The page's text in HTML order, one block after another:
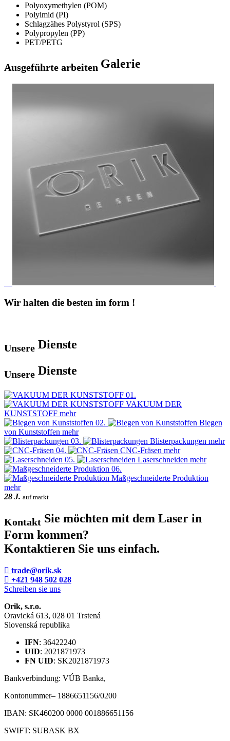
Polyoxymethylen (POM)
Polyimid (PI)
Schlagzähes Polystyrol (SPS)
Polypropylen (PP)
PET/PETG
Ausgeführte arbeiten Galerie
Wir halten die besten im form !
Unsere Dienste
Unsere Dienste
01.
VAKUUM DER
KUNSTSTOFF mehr
02.
Biegen
von Kunststoffen mehr
03.
Blisterpackungen mehr
04.
CNC-Fräsen mehr
05.
Laserschneiden mehr
06.
Maßgeschneiderte Produktion
mehr
28 J. auf markt
Kontakt Sie möchten mit dem Laser in
Form kommen?
Kontaktieren Sie uns einfach.
trade@orik.sk
+421 948 502 028
Schreiben sie uns
Orik, s.r.o.
Oravická 613, 028 01 Trstená
Slovenská republika
IFN: 36422240
UID: 2021871973
FN UID: SK2021871973
Bankverbindung: VÚB Banka,
Kontonummer– 1886651156/0200
IBAN: SK460200 0000 001886651156
SWIFT: SUBASK BX